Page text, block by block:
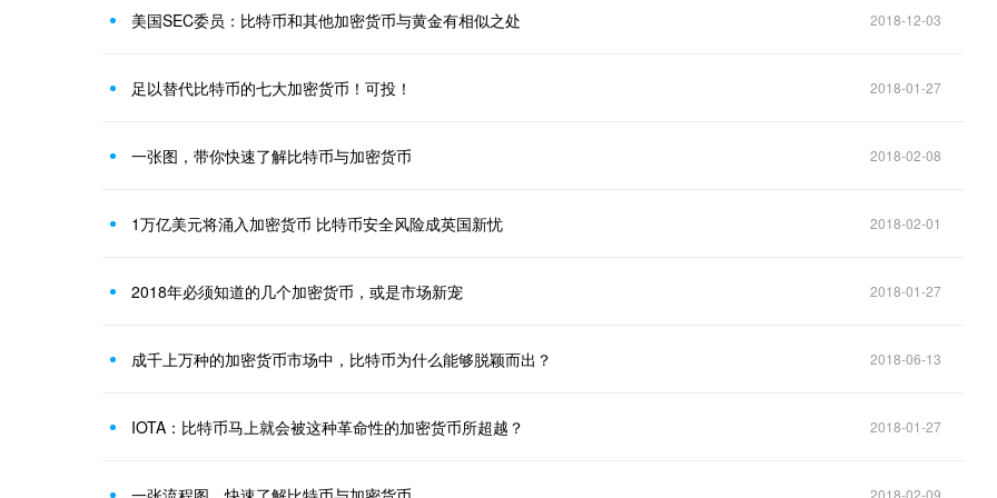
美国SEC委员：比特币和其他加密货币与黄金有相似之处 2018-12-03
足以替代比特币的七大加密货币！可投！ 2018-01-27
一张图，带你快速了解比特币与加密货币 2018-02-08
1万亿美元将涌入加密货币 比特币安全风险成英国新忧 2018-02-01
2018年必须知道的几个加密货币，或是市场新宠 2018-01-27
成千上万种的加密货币市场中，比特币为什么能够脱颖而出？ 2018-06-13
IOTA：比特币马上就会被这种革命性的加密货币所超越？ 2018-01-27